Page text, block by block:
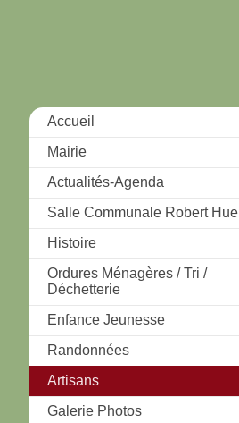
Accueil
Mairie
Actualités-Agenda
Salle Communale Robert Hue
Histoire
Ordures Ménagères / Tri /
Déchetterie
Enfance Jeunesse
Randonnées
Artisans
Galerie Photos